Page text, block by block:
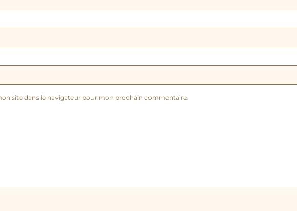
site dans le navigateur pour mon prochain commentaire.